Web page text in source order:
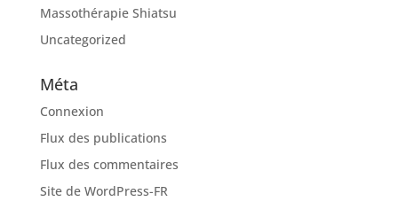
Massothérapie Shiatsu
Uncategorized
Méta
Connexion
Flux des publications
Flux des commentaires
Site de WordPress-FR